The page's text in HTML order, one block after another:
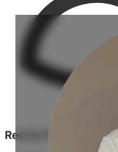
Red de Profesionales